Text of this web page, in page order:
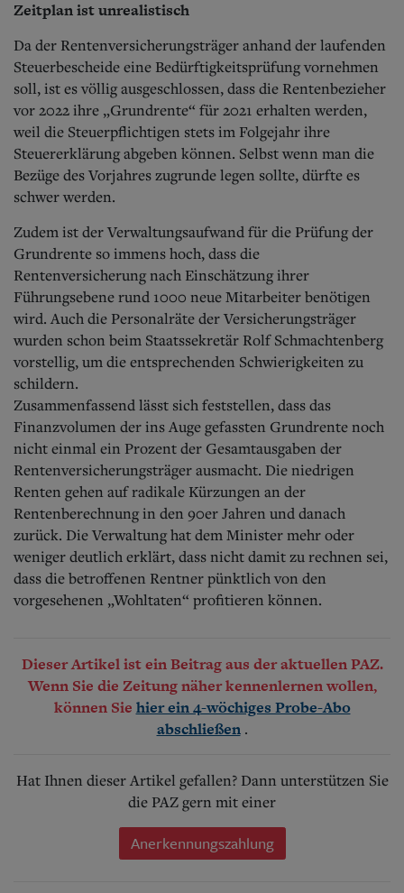
Zeitplan ist unrealistisch
Da der Rentenversicherungsträger anhand der laufenden
Steuerbescheide eine Bedürftigkeitsprüfung vornehmen
soll, ist es völlig ausgeschlossen, dass die Rentenbezieher
vor 2022 ihre „Grundrente“ für 2021 erhalten werden,
weil die Steuerpflichtigen stets im Folgejahr ihre
Steuererklärung abgeben können. Selbst wenn man die
Bezüge des Vorjahres zugrunde legen sollte, dürfte es
schwer werden.
Zudem ist der Verwaltungsaufwand für die Prüfung der
Grundrente so immens hoch, dass die
Rentenversicherung nach Einschätzung ihrer
Führungsebene rund 1000 neue Mitarbeiter benötigen
wird. Auch die Personalräte der Versicherungsträger
wurden schon beim Staatssekretär Rolf Schmachtenberg
vorstellig, um die entsprechenden Schwierigkeiten zu
schildern.
Zusammenfassend lässt sich feststellen, dass das
Finanzvolumen der ins Auge gefassten Grundrente noch
nicht einmal ein Prozent der Gesamtausgaben der
Rentenversicherungsträger ausmacht. Die niedrigen
Renten gehen auf radikale Kürzungen an der
Rentenberechnung in den 90er Jahren und danach
zurück. Die Verwaltung hat dem Minister mehr oder
weniger deutlich erklärt, dass nicht damit zu rechnen sei,
dass die betroffenen Rentner pünktlich von den
vorgesehenen „Wohltaten“ profitieren können.
Dieser Artikel ist ein Beitrag aus der aktuellen PAZ.
Wenn Sie die Zeitung näher kennenlernen wollen,
können Sie hier ein 4-wöchiges Probe-Abo
abschließen .
Hat Ihnen dieser Artikel gefallen? Dann unterstützen Sie
die PAZ gern mit einer
Anerkennungszahlung